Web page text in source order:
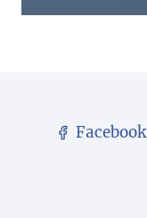
Facebook